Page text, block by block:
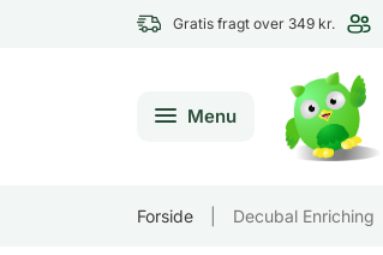
Gratis fragt over 349 kr.
Menu
Forside Decubal Enriching